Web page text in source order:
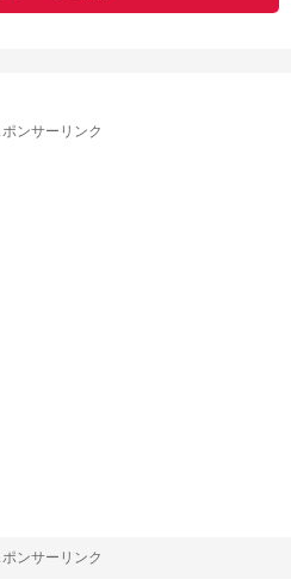
ンサーリンク
ンサーリンク